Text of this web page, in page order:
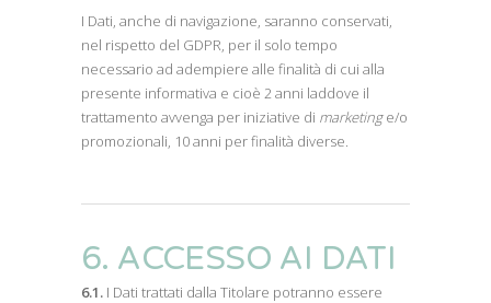
I Dati, anche di navigazione, saranno conservati,
nel rispetto del GDPR, per il solo tempo
necessario ad adempiere alle finalità di cui alla
presente informativa e cioè 2 anni laddove il
trattamento avvenga per iniziative di marketinge/o
promozionali, 10 anni per finalità diverse.
6. ACCESSO AI DATI
6.1. I Dati trattati dalla Titolare potranno essere